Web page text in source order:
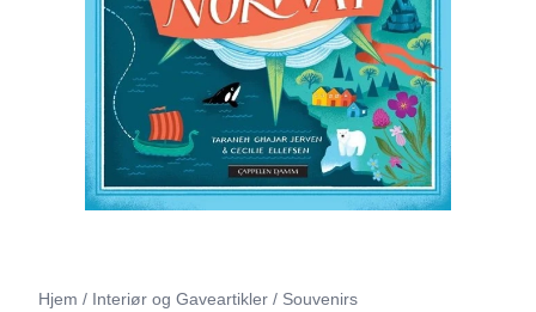
Hjem / Interiør og Gaveartikler / Souvenirs